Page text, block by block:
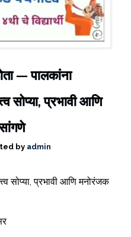
— पालकांना
सोप्या, प्रभावी आणि
by admin
सोप्या, प्रभावी आणि मनोरंजक